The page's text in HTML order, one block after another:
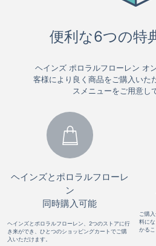
便利な6つの特
ヘインズ ポロラルフローレン オ
客様により良く商品をご購入いた
スメニューをご用意し
ヘインズとポロラルフローレ
ン
同時購入可能
ヘインズとポロラルフローレン、2つのストアに行
き来ができ、ひとつのショッピングカートでご購
入いただけます。
ご購
料に
かるこ